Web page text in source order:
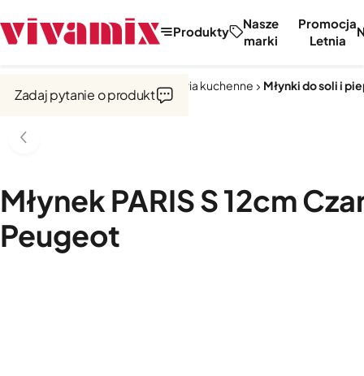
Produkty
Nasze
marki
Promocja
Letnia
Narzędzia i akcesoria kuchenne Młynki do soli i
Młynek PARIS S 12cm
Peugeot
Zadaj pytanie o produkt